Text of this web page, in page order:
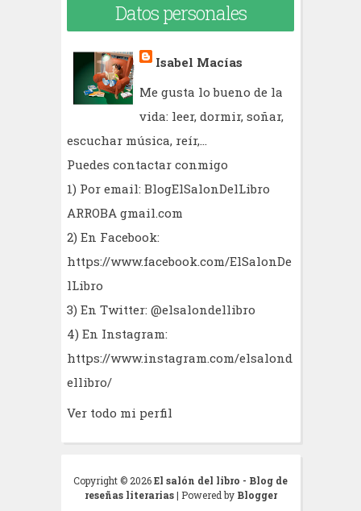
Datos personales
Isabel Macías
Me gusta lo bueno de la
vida: leer, dormir, soñar,
escuchar música, reír,...
Puedes contactar conmigo
1) Por email: BlogElSalonDelLibro
ARROBA gmail.com
2) En Facebook:
https://www.facebook.com/ElSalonDe
lLibro
3) En Twitter: @elsalondellibro
4) En Instagram:
https://www.instagram.com/elsalond
ellibro/
Ver todo mi perfil
Copyright © 2026El salón del libro - Blog de
reseñas literarias| Powered by Blogger